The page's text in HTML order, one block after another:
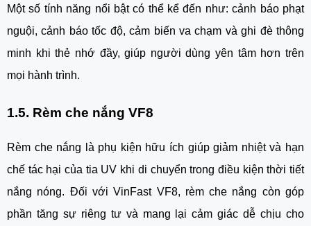
Một số tính năng nổi bật có thể kể đến như: cảnh báo phạt
nguội, cảnh báo tốc độ, cảm biến va chạm và ghi đè thông
minh khi thẻ nhớ đầy, giúp người dùng yên tâm hơn trên
mọi hành trình.
1.5. Rèm che nắng VF8
Rèm che nắng là phụ kiện hữu ích giúp giảm nhiệt và hạn
chế tác hại của tia UV khi di chuyển trong điều kiện thời tiết
nắng nóng. Đối với VinFast VF8, rèm che nắng còn góp
phần tăng sự riêng tư và mang lại cảm giác dễ chịu cho